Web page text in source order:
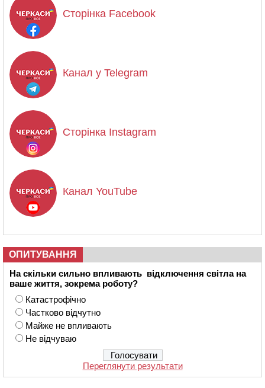
Сторінка Facebook
Канал у Telegram
Сторінка Instagram
Канал YouTube
ОПИТУВАННЯ
На скільки сильно впливають відключення світла на
ваше життя, зокрема роботу?
Катастрофічно
Частково відчутно
Майже не впливають
Не відчуваю
Переглянути результати